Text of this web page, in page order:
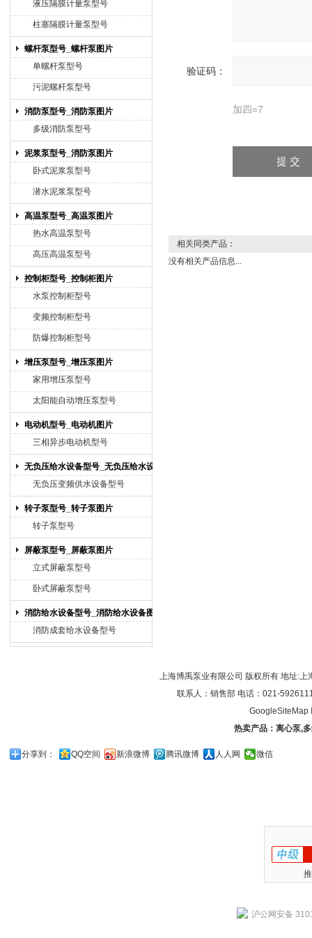
液压隔膜计量泵型号
柱塞隔膜计量泵型号
螺杆泵型号_螺杆泵图片
单螺杆泵型号
污泥螺杆泵型号
消防泵型号_消防泵图片
多级消防泵型号
泥浆泵型号_消防泵图片
卧式泥浆泵型号
潜水泥浆泵型号
高温泵型号_高温泵图片
热水高温泵型号
高压高温泵型号
控制柜型号_控制柜图片
水泵控制柜型号
变频控制柜型号
防爆控制柜型号
增压泵型号_增压泵图片
家用增压泵型号
太阳能自动增压泵型号
电动机型号_电动机图片
三相异步电动机型号
无负压给水设备型号_无负压给水设备
图片
无负压变频供水设备型号
转子泵型号_转子泵图片
转子泵型号
屏蔽泵型号_屏蔽泵图片
立式屏蔽泵型号
卧式屏蔽泵型号
消防给水设备型号_消防给水设备图片
消防成套给水设备型号
验证码：
加四=7
相关同类产品：
没有相关产品信息...
上海博禹泵业有限公司 版权所有 地址:
联系人：销售部 电话：021-
GoogleSiteMap
热卖产品： 离心泵,
分享到： QQ空间 新浪微博 腾讯微博 人人网 微信
沪公网安备